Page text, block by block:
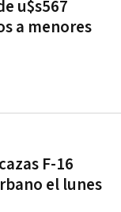
u$s567
a menores
F-16
el lunes